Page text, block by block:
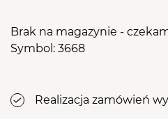
Brak na magazynie -
Symbol: 3668
Realizacja zamówień